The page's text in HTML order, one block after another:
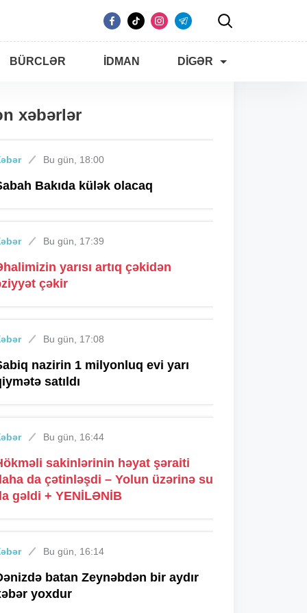
BÜRCLƏR İDMAN DIGƏR
xəbərlər
Bu gün, 18:00
Bakıda külək olacaq
Bu gün, 17:39
yarısı artıq çəkidən
çəkir
Bu gün, 17:08
nazirin 1 milyonluq evi yarı
satıldı
Bu gün, 16:44
sakinlərinin həyat şəraiti
da çətinləşdi – Yolun üzərinə su
gəldi + YENİLƏNİB
Bu gün, 16:14
batan Zeynəbdən bir aydır
yoxdur